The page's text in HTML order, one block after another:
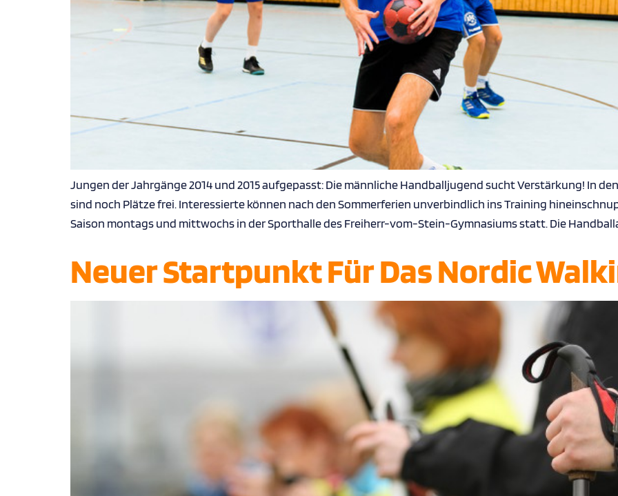
Jungen der Jahrgänge 2014 und 2015 aufgepasst: Die männliche Handballjugend sucht Verstärkung! In
sind noch Plätze frei. Interessierte können nach den Sommerferien unverbindlich ins Training
Saison montags und mittwochs in der Sporthalle des Freiherr-vom-Stein-Gymnasiums statt. Die
Neuer Startpunkt Für Das Nordic